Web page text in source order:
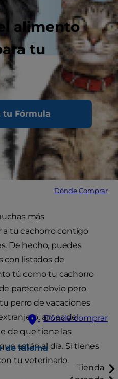
alimento
tu
tu Fórmula
Dónde Comprar
Dónde comprar
de idioma
Tienda
más
a tu cachorro contigo
De hecho, puedes
con listados de
tú como tu cachorro
parecer obvio pero
perro de vacaciones
antes del
de que tiene las
están al día. Si tienes
tu veterinario.